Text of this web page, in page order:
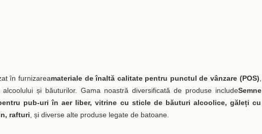
în furnizareamateriale de înaltă calitate pentru punctul de vânzare (POS)
și băuturilor. Gama noastră diversificată de produse includeSemne
pub-uri în aer liber, vitrine cu sticle de băuturi alcoolice, găleți cu
rafturi , și diverse alte produse legate de batoane.